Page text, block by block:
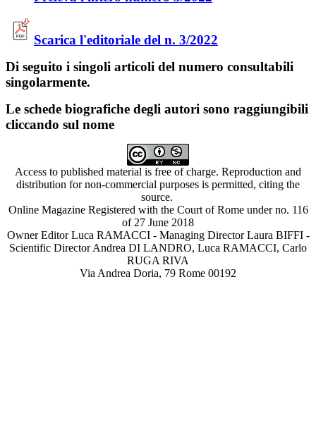
Scarica l'editoriale del n. 3/2022
Di seguito i singoli articoli del numero consultabili
singolarmente.
Le schede biografiche degli autori sono raggiungibili
cliccando sul nome
Access to published material is free of charge. Reproduction and
distribution for non-commercial purposes is permitted, citing the
source.
Online Magazine Registered with the Court of Rome under no. 116
of 27 June 2018
Owner Editor Luca RAMACCI - Managing Director Laura BIFFI -
Scientific Director Andrea DI LANDRO, Luca RAMACCI, Carlo
RUGA RIVA
Via Andrea Doria, 79 Rome 00192